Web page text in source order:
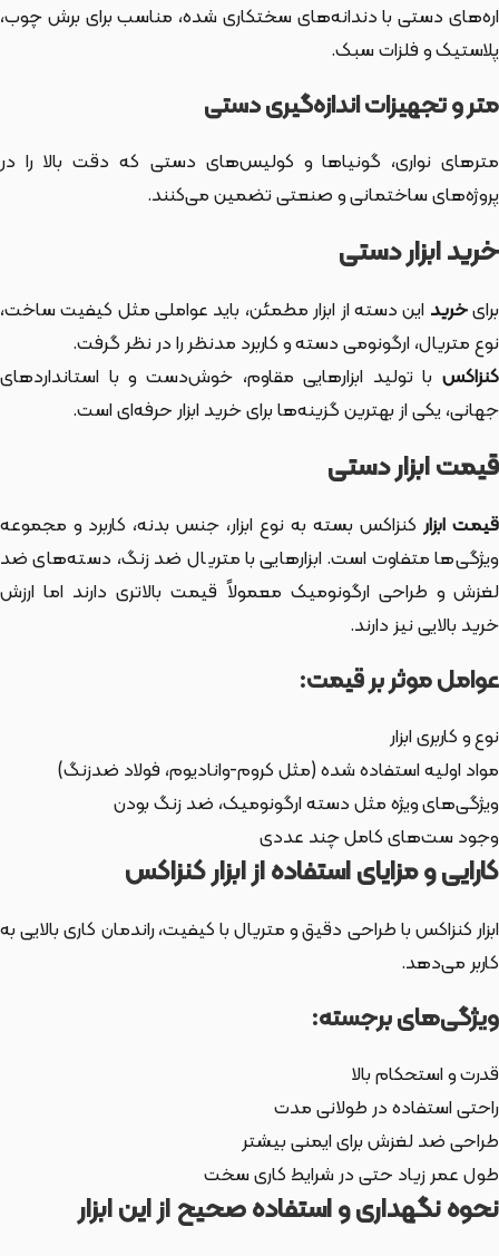
اره‌های دستی با دندانه‌های سختکاری شده، مناسب برای برش چوب،
پلاستیک و فلزات سبک.
متر و تجهیزات اندازه‌گیری دستی
مترهای نواری، گونیاها و کولیس‌های دستی که دقت بالا را در
پروژه‌های ساختمانی و صنعتی تضمین می‌کنند.
خرید ابزار دستی
برایخرید این دسته از ابزارمطمئن، باید عواملی مثل کیفیت ساخت،
نوع متریال، ارگونومی دسته و کاربرد مدنظر را در نظر گرفت.
کنزاکس با تولید ابزارهایی مقاوم، خوش‌دست و با استانداردهای
جهانی، یکی از بهترین گزینه‌ها برای خرید ابزار حرفه‌ای است.
قیمت ابزار دستی
قیمت ابزار کنزاکس بسته به نوع ابزار، جنس بدنه، کاربرد و مجموعه
ویژگی‌ها متفاوت است. ابزارهایی با متریال ضد زنگ، دسته‌های ضد
لغزش و طراحی ارگونومیک معمولاً قیمت بالاتری دارند اما ارزش
خرید بالایی نیز دارند.
عوامل موثر بر قیمت:
نوع و کاربری ابزار
مواد اولیه استفاده شده (مثل کروم-وانادیوم، فولاد ضدزنگ)
ویژگی‌های ویژه مثل دسته ارگونومیک، ضد زنگ بودن
وجود ست‌های کامل چند عددی
کارایی و مزایای استفاده از ابزار کنزاکس
ابزار کنزاکس با طراحی دقیق و متریال با کیفیت، راندمان کاری بالایی به
کاربر می‌دهد.
ویژگی‌های برجسته:
قدرت و استحکام بالا
راحتی استفاده در طولانی مدت
طراحی ضد لغزش برای ایمنی بیشتر
طول عمر زیاد حتی در شرایط کاری سخت
نحوه نگهداری و استفاده صحیح از این ابزار